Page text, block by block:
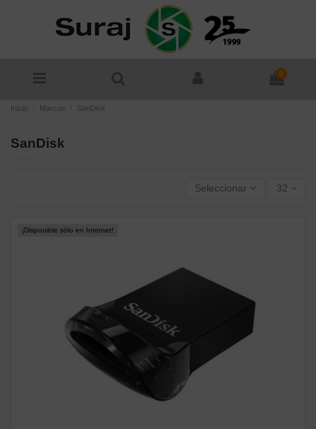
0
Inicio Marcas SanDisk
SanDisk
Seleccionar 32
¡Disponible sólo en Internet!